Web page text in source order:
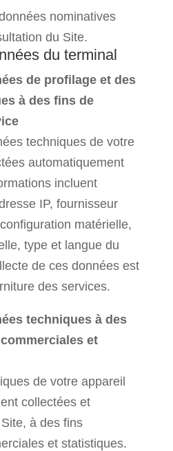
nominatives
du Site.
du terminal
de profilage et des
à des fins de
techniques de votre
automatiquement
incluent
IP, fournisseur
matérielle,
type et langue du
de ces données est
des services.
techniques à des
et
de votre appareil
collectées et
à des fins
et statistiques.